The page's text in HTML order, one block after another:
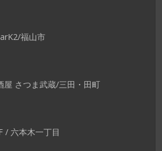
福山市
屋 さつま武蔵/三田・田町
/ 六本木一丁目